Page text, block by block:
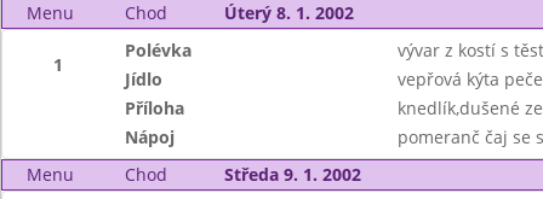
Menu
Chod Úterý 8. 1. 2002
1
Polévka
vývar z kostí s
Jídlo
vepřová kýta
Příloha
knedlík,dušené
Nápoj
pomeranč čaj se
Menu
Chod Středa 9. 1. 2002